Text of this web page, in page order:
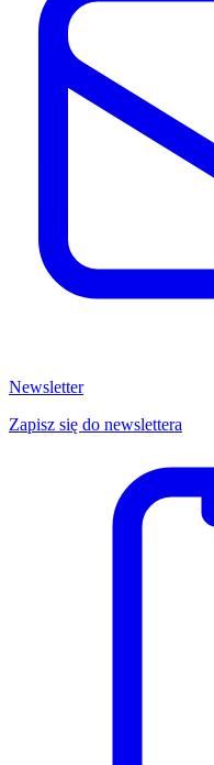
Newsletter
Zapisz się do newslettera